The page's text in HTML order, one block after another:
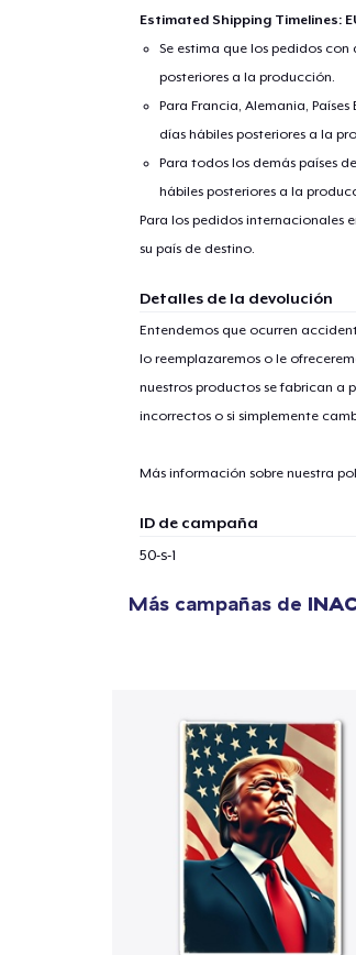
Estimated Shipping Timelines:
Se estima que los pedidos
posteriores a la producción.
Para Francia, Alemania,
días hábiles posteriores a la
Para todos los demás países
hábiles posteriores a la
Para los pedidos internacionales
su país de destino.
Detalles de la devolución
Entendemos que ocurren
lo reemplazaremos o le
nuestros productos se fabrican a
incorrectos o si simplemente
Más información sobre nuestra
ID de campaña
50-s-1
Más campañas de